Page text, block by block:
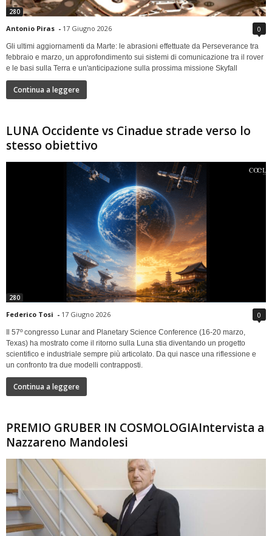
280
Antonio Piras - 17 Giugno 2026 0
Gli ultimi aggiornamenti da Marte: le abrasioni effettuate da Perseverance tra
febbraio e marzo, un approfondimento sui sistemi di comunicazione tra il rover
e le basi sulla Terra e un'anticipazione sulla prossima missione Skyfall
Continua a leggere
LUNA Occidente vs Cinadue strade verso lo
stesso obiettivo
280
Federico Tosi - 17 Giugno 2026 0
Il 57º congresso Lunar and Planetary Science Conference (16-20 marzo,
Texas) ha mostrato come il ritorno sulla Luna stia diventando un progetto
scientifico e industriale sempre più articolato. Da qui nasce una riflessione e
un confronto tra due modelli contrapposti.
Continua a leggere
PREMIO GRUBER IN COSMOLOGIAIntervista a
Nazzareno Mandolesi